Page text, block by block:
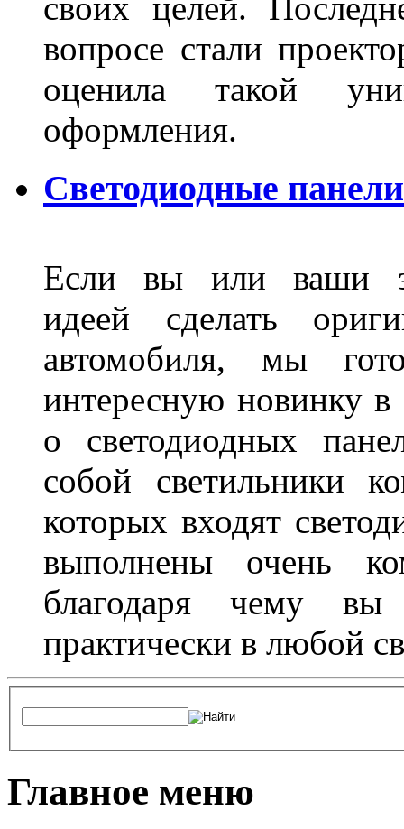
своих целей.
вопросе стали
оценила такой
оформления.
Светодиодные
Если вы или ваши
идеей сделать
автомобиля, мы
интересную новинку в
о светодиодных
собой светильники
которых входят
выполнены очень
благодаря чему вы
практически в любой
Главное меню